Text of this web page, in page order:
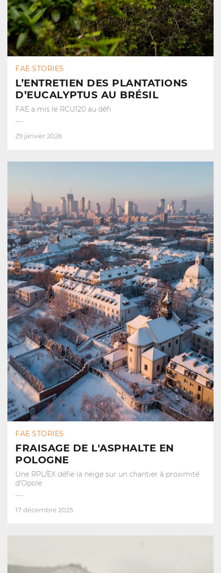
FAE STORIES
L’ENTRETIEN DES PLANTATIONS
D’EUCALYPTUS AU BRÉSIL
FAE a mis le RCU120 au défi
29 janvier 2026
FAE STORIES
FRAISAGE DE L'ASPHALTE EN
POLOGNE
Une RPL/EX défie la neige sur un chantier à proximité
d’Opole
17 décembre 2025